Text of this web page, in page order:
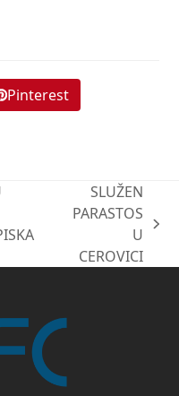
Pinterest
post:
SLUŽEN
PARASTOS
U
CEROVICI